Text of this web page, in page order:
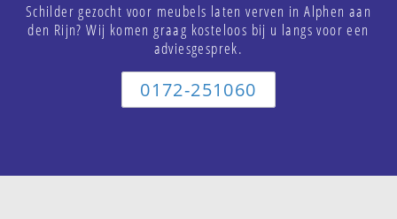
Schilder gezocht voor meubels laten verven in Alphen aan
den Rijn? Wij komen graag kosteloos bij u langs voor een
adviesgesprek.
0172-251060